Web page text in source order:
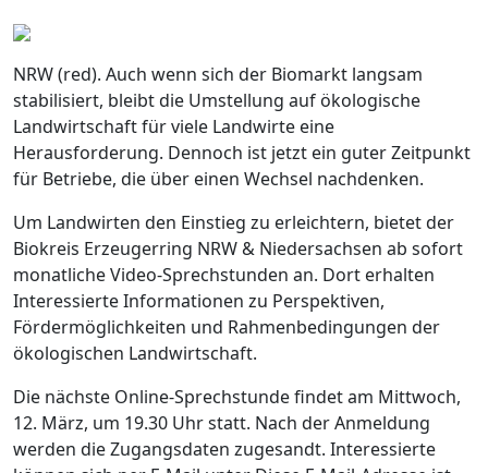
NRW (red). Auch wenn sich der Biomarkt langsam
stabilisiert, bleibt die Umstellung auf ökologische
Landwirtschaft für viele Landwirte eine
Herausforderung. Dennoch ist jetzt ein guter Zeitpunkt
für Betriebe, die über einen Wechsel nachdenken.
Um Landwirten den Einstieg zu erleichtern, bietet der
Biokreis Erzeugerring NRW & Niedersachsen ab sofort
monatliche Video-Sprechstunden an. Dort erhalten
Interessierte Informationen zu Perspektiven,
Fördermöglichkeiten und Rahmenbedingungen der
ökologischen Landwirtschaft.
Die nächste Online-Sprechstunde findet am Mittwoch,
12. März, um 19.30 Uhr statt. Nach der Anmeldung
werden die Zugangsdaten zugesandt. Interessierte